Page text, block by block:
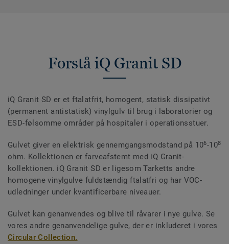
Forstå iQ Granit SD
iQ Granit SD er et ftalatfrit, homogent, statisk dissipativt
(permanent antistatisk) vinylgulv til brug i laboratorier og
ESD-følsomme områder på hospitaler i operationsstuer.
Gulvet giver en elektrisk gennemgangsmodstand på 106-108
ohm. Kollektionen er farveafstemt med iQ Granit-
kollektionen. iQ Granit SD er ligesom Tarketts andre
homogene vinylgulve fuldstændig ftalatfri og har VOC-
udledninger under kvantificerbare niveauer.
Gulvet kan genanvendes og blive til råvarer i nye gulve. Se
vores andre genanvendelige gulve, der er inkluderet i vores
Circular Collection.